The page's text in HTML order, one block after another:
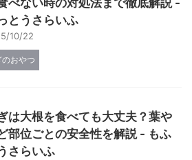
とうさらいふ
10/22
のおやつ
は大根を食べても大丈夫？葉や
部位ごとの安全性を解説 - もふ
さらいふ